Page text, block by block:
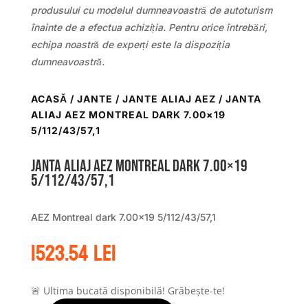
produsului cu modelul dumneavoastră de autoturism
înainte de a efectua achiziția. Pentru orice întrebări,
echipa noastră de experți este la dispoziția
dumneavoastră.
ACASĂ / JANTE / JANTE ALIAJ AEZ / JANTA
ALIAJ AEZ MONTREAL DARK 7.00×19
5/112/43/57,1
Janta aliaj AEZ Montreal dark 7.00×19
5/112/43/57,1
AEZ Montreal dark 7.00×19 5/112/43/57,1
1523.54lei
🚨 Ultima bucată disponibilă! Grăbește-te!